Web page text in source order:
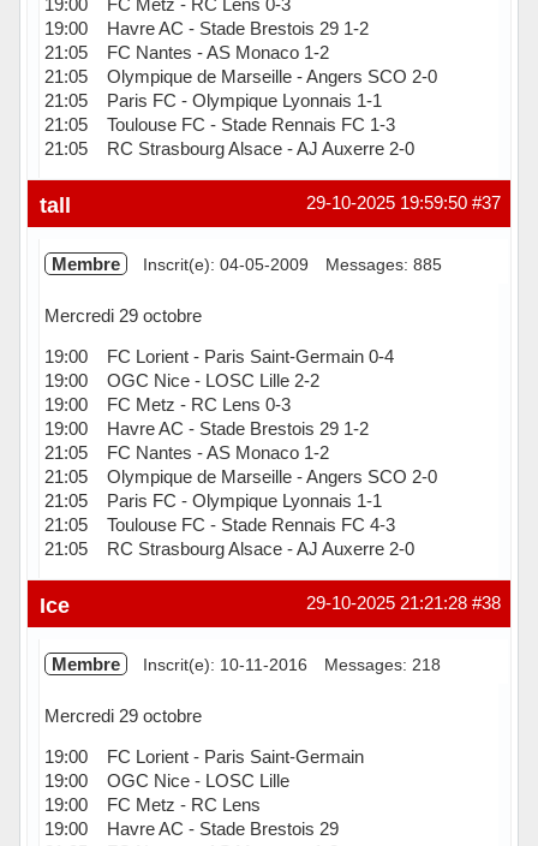
19:00 FC Metz - RC Lens 0-3
19:00 Havre AC - Stade Brestois 29 1-2
21:05 FC Nantes - AS Monaco 1-2
21:05 Olympique de Marseille - Angers SCO 2-0
21:05 Paris FC - Olympique Lyonnais 1-1
21:05 Toulouse FC - Stade Rennais FC 1-3
21:05 RC Strasbourg Alsace - AJ Auxerre 2-0
Hors ligne #37
29-10-2025 19:59:50
tall
Membre Inscrit(e): 04-05-2009 Messages: 885
Mercredi 29 octobre
19:00 FC Lorient - Paris Saint-Germain 0-4
19:00 OGC Nice - LOSC Lille 2-2
19:00 FC Metz - RC Lens 0-3
19:00 Havre AC - Stade Brestois 29 1-2
21:05 FC Nantes - AS Monaco 1-2
21:05 Olympique de Marseille - Angers SCO 2-0
21:05 Paris FC - Olympique Lyonnais 1-1
21:05 Toulouse FC - Stade Rennais FC 4-3
21:05 RC Strasbourg Alsace - AJ Auxerre 2-0
Hors ligne #38
29-10-2025 21:21:28
Ice
Membre Inscrit(e): 10-11-2016 Messages: 218
Mercredi 29 octobre
19:00 FC Lorient - Paris Saint-Germain
19:00 OGC Nice - LOSC Lille
19:00 FC Metz - RC Lens
19:00 Havre AC - Stade Brestois 29